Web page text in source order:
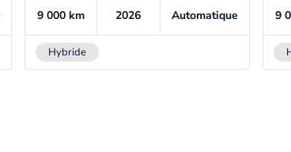
9 000 km 2026 Automatique
Hybride
9